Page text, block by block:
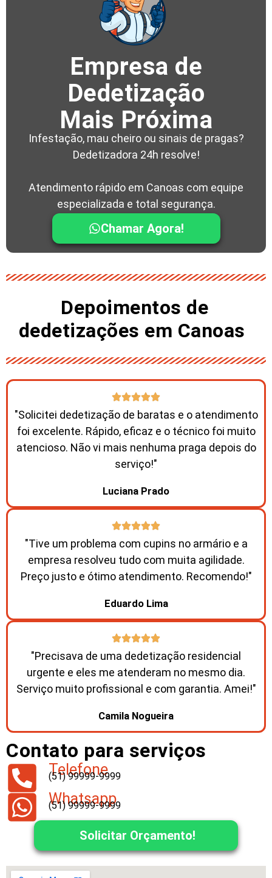
Empresa de
Dedetização
Mais Próxima
Infestação, mau cheiro ou sinais de pragas?
Dedetizadora 24h resolve!
Atendimento rápido em Canoas com equipe
especializada e total segurança.
Chamar Agora!
Depoimentos de
dedetizações em Canoas ​
"Solicitei dedetização de baratas e o atendimento
foi excelente. Rápido, eficaz e o técnico foi muito
atencioso. Não vi mais nenhuma praga depois do
serviço!"
Luciana Prado
"Tive um problema com cupins no armário e a
empresa resolveu tudo com muita agilidade.
Preço justo e ótimo atendimento. Recomendo!"
Eduardo Lima
"Precisava de uma dedetização residencial
urgente e eles me atenderam no mesmo dia.
Serviço muito profissional e com garantia. Amei!"
Camila Nogueira
Contato para serviços
Telefone
(51) 99999-9999
Whatsapp
(51) 99999-9999
Solicitar Orçamento!